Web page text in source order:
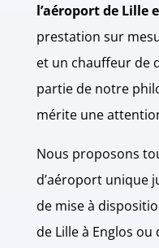
l’aéroport de Lille
prestation sur
et un chauffeur de
partie de notre
mérite une
Nous proposons
d’aéroport unique
de mise à
de Lille à Englos ou